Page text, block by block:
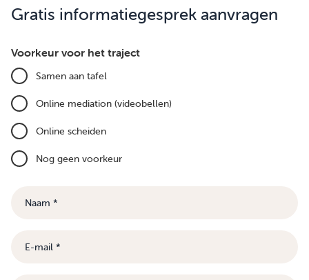
Gratis informatiegesprek aanvragen
Voorkeur voor het traject
Samen aan tafel
Online mediation (videobellen)
Online scheiden
Nog geen voorkeur